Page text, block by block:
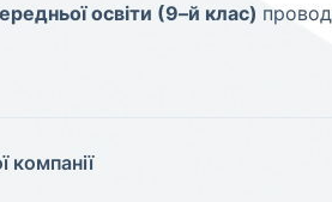
освіти (9–й клас)
компанії